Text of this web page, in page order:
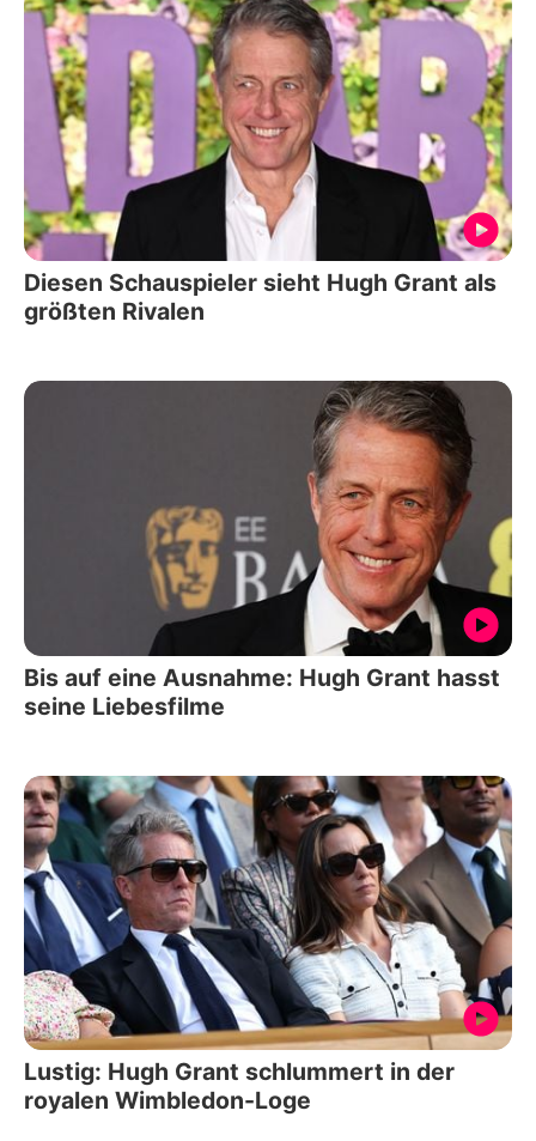
Diesen Schauspieler sieht Hugh Grant als
größten Rivalen
Bis auf eine Ausnahme: Hugh Grant hasst
seine Liebesfilme
Lustig: Hugh Grant schlummert in der
royalen Wimbledon-Loge